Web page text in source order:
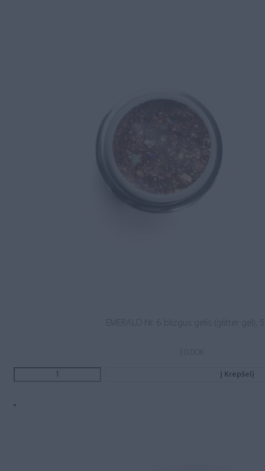
EMERALD Nr. 6 blizgus gelis (glitter gel),
Į Krepšelį